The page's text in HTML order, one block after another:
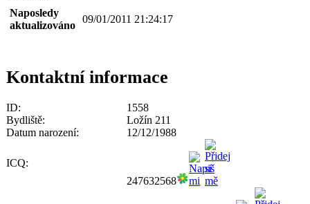
Naposledy
aktualizováno
09/01/2011 21:24:17
Kontaktní informace
ID:
1558
Bydliště:
Ložín 211
Datum narození:
12/12/1988
ICQ:
247632568